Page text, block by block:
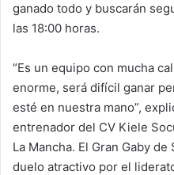
ganado todo y buscarán
las 18:00 horas.
“Es un equipo con mucha
enorme, será difícil ganar
esté en nuestra mano”,
entrenador del CV Kiele
La Mancha. El Gran Gaby
duelo atractivo por el